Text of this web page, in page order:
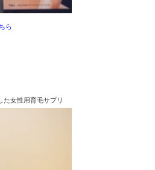
ら
た女性用育毛サプリ